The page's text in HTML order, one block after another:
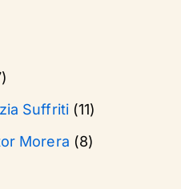
Suffriti(11)
Morera (8)